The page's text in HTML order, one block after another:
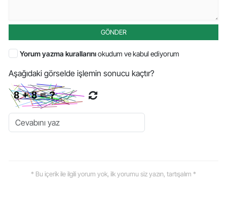
GÖNDER
Yorum yazma kurallarınıokudum ve kabul ediyorum
Aşağıdaki görselde işlemin sonucu kaçtır?
* Bu içerik ile ilgili yorum yok, ilk yorumu siz yazın, tartışalım *